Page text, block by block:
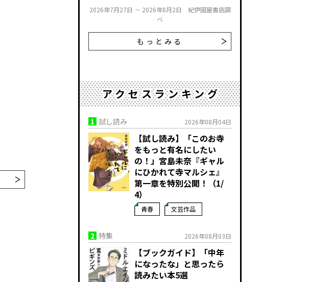
2026年7月27日 － 2026年8月2日 紀伊國屋書店調
べ
もっとみる
アクセスランキング
1 試し読み 2026年08月04日
【試し読み】「このお寺
をもっと有名にしたい
の！」宮島未奈『ギャル
にひかれて寺マルシェ』
第一章を特別公開！（1/
4）
青春 文芸作品
2 特集 2026年08月03日
【ブックガイド】「中年
になったな」と思ったら
読みたい本5選